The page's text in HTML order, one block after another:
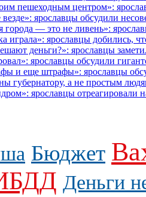
пешеходным центром»:
ярославцы обсудили
города — это не ливень»:
играла»: ярославцы добились,
деньги?»: ярославцы
ярославцы обсудили
и еще штрафы»: ярославцы
губернатору, а не простым
ярославцы отреагировали
Бюджет
Деньги